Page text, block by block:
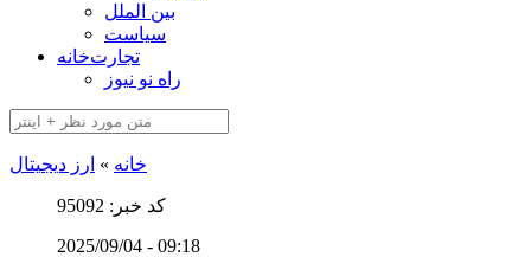
بین الملل
سیاست
تجارت‌خانه
راه نو نیوز
خانه » ارز دیجیتال
کد خبر: 95092
2025/09/04 - 09:18